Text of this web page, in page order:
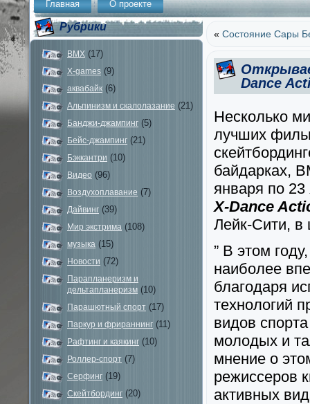
Главная О проекте
Рубрики
BMX (17)
X-games (9)
аквабайк (6)
Альпинизм и скалолазание (21)
Банджи-джампинг (5)
Бейс-джампинг (21)
Бэккантри (10)
Видео (96)
Воздухоплавание (7)
Дайвинг (39)
Мир экстрима (108)
музыка (15)
Новости (72)
Парапланеризм и
дельтапланеризм (10)
Парашютный спорт (17)
Паркур и фрираннинг (11)
Рафтинг и каякинг (10)
Роллер-спорт (7)
Серфинг (19)
Скейтбординг (20)
« Состояние Сары
Dance
Несколько
лучших
байдарках,
января по
X-Dance
Лейк-Сити,
” В этом
наиболее
благодаря
технологий
видов
молодых и
мнение о
режиссеров
активных